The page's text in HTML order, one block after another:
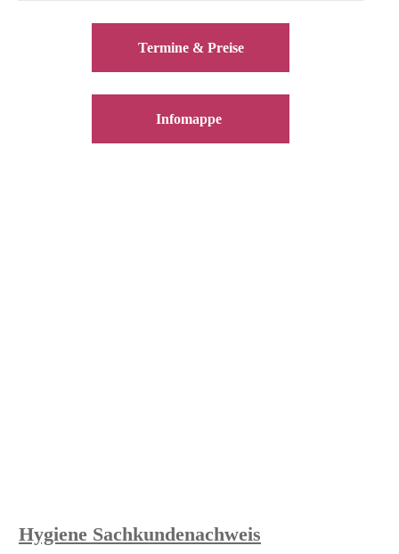
Termine & Preise
Infomappe
Hygiene Sachkundenachweis